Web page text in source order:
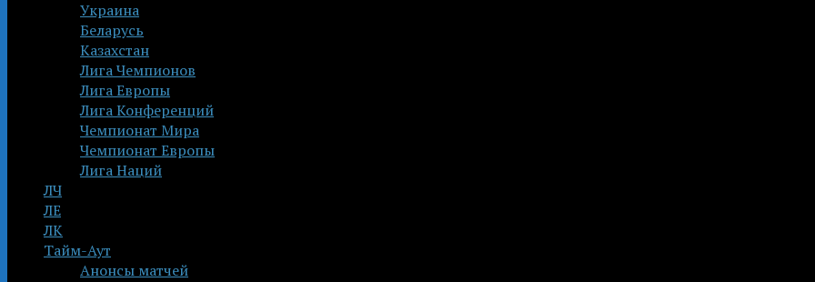
Украина
Беларусь
Казахстан
Лига Чемпионов
Лига Европы
Лига Конференций
Чемпионат Мира
Чемпионат Европы
Лига Наций
ЛЧ
ЛЕ
ЛК
Тайм-Аут
Анонсы матчей